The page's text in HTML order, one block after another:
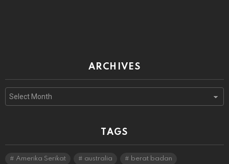
ARCHIVES
Archives
TAGS
Amerika Serikat australia berat badan